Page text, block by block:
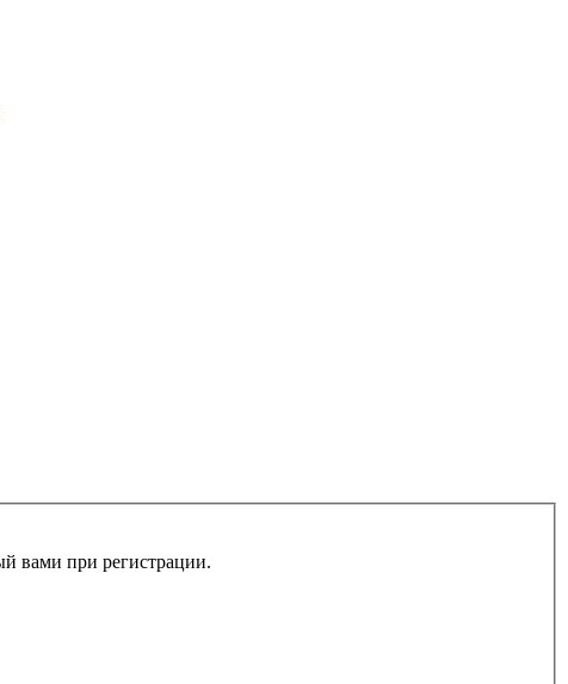
вами при регистрации.